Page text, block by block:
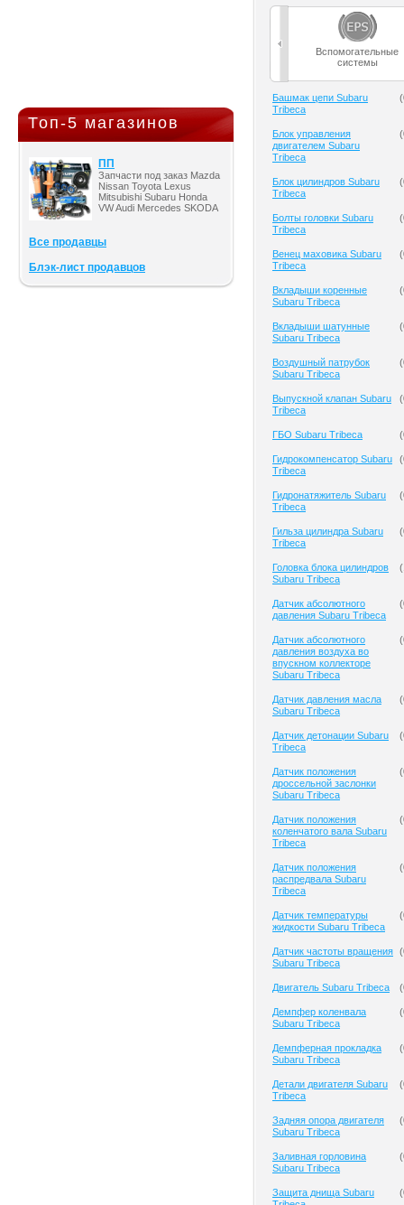
Топ-5 магазинов
ПП
Запчасти под заказ Mazda
Nissan Toyota Lexus
Mitsubishi Subaru Honda
VW Audi Mercedes SKODA
Все продавцы
Блэк-лист продавцов
Вспомогательные
системы
Башмак цепи Subaru
Tribeca
(
Блок управления
двигателем Subaru
Tribeca
(
Блок цилиндров Subaru
Tribeca
(
Болты головки Subaru
Tribeca
(
Венец маховика Subaru
Tribeca
(
Вкладыши коренные
Subaru Tribeca
(
Вкладыши шатунные
Subaru Tribeca
(
Воздушный патрубок
Subaru Tribeca
(
Выпускной клапан Subaru
Tribeca
(
ГБО Subaru Tribeca (
Гидрокомпенсатор Subaru
Tribeca
(
Гидронатяжитель Subaru
Tribeca
(
Гильза цилиндра Subaru
Tribeca
(
Головка блока цилиндров
Subaru Tribeca
(
Датчик абсолютного
давления Subaru Tribeca
(
Датчик абсолютного
давления воздуха во
впускном коллекторе
Subaru Tribeca
(
Датчик давления масла
Subaru Tribeca
(
Датчик детонации Subaru
Tribeca
(
Датчик положения
дроссельной заслонки
Subaru Tribeca
(
Датчик положения
коленчатого вала Subaru
Tribeca
(
Датчик положения
распредвала Subaru
Tribeca
(
Датчик температуры
жидкости Subaru Tribeca
(
Датчик частоты вращения
Subaru Tribeca
(
Двигатель Subaru Tribeca (
Демпфер коленвала
Subaru Tribeca
(
Демпферная прокладка
Subaru Tribeca
(
Детали двигателя Subaru
Tribeca
(
Задняя опора двигателя
Subaru Tribeca
(
Заливная горловина
Subaru Tribeca
(
Защита днища Subaru
(